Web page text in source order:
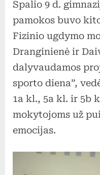
Spalio 9 d.
pamokos buvo
Fizinio ugdymo
Dranginienė ir
dalyvaudamos
sporto diena”,
1a kl., 5a kl. ir 5b
mokytojoms už
emocijas.